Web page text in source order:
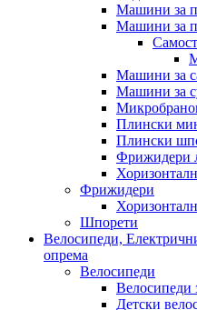
Машини за
Машини за
Машини за
Машини за
Плински
Плински
Фрижидери
Фрижидери
Шпорети
Велосипеди,
опрема
Велосипеди
Велосипеди
Детски